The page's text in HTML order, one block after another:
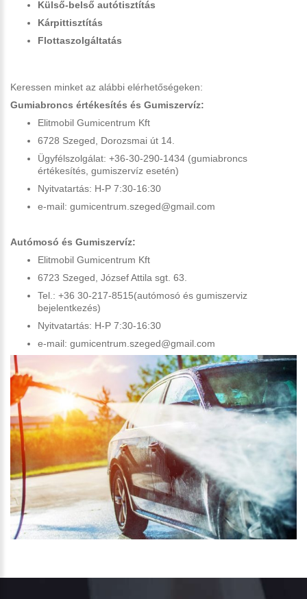
Külső-belső autótisztítás
Kárpittisztítás
Flottaszolgáltatás
Keressen minket az alábbi elérhetőségeken:
Gumiabroncs értékesítés és Gumiszervíz:
Elitmobil Gumicentrum Kft
6728 Szeged, Dorozsmai út 14.
Ügyfélszolgálat: +36-30-290-1434 (gumiabroncs
értékesítés, gumiszervíz esetén)
Nyitvatartás: H-P 7:30-16:30
e-mail: gumicentrum.szeged@gmail.com
Autómosó és Gumiszervíz:
Elitmobil Gumicentrum Kft
6723 Szeged, József Attila sgt. 63.
Tel.: +36 30-217-8515(autómosó és gumiszerviz
bejelentkezés)
Nyitvatartás: H-P 7:30-16:30
e-mail: gumicentrum.szeged@gmail.com